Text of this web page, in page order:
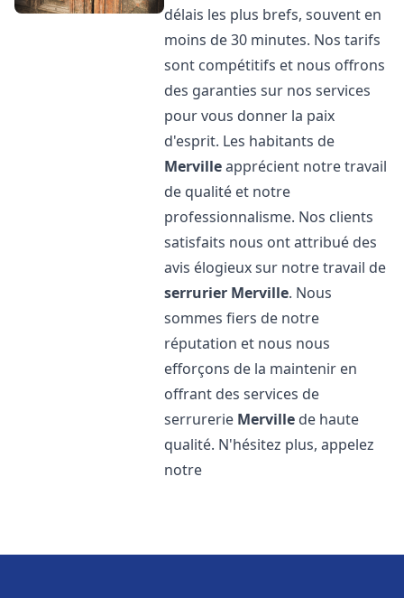
délais les plus brefs, souvent en
moins de 30 minutes. Nos tarifs
sont compétitifs et nous offrons
des garanties sur nos services
pour vous donner la paix
d'esprit. Les habitants de
Mervilleapprécient notre travail
de qualité et notre
professionnalisme. Nos clients
satisfaits nous ont attribué des
avis élogieux sur notre travail de
serrurier Merville. Nous
sommes fiers de notre
réputation et nous nous
efforçons de la maintenir en
offrant des services de
serrurerie Merville de haute
qualité. N'hésitez plus, appelez
notre